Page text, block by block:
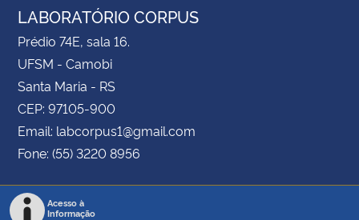
LABORATÓRIO CORPUS
Prédio 74E, sala 16.
UFSM - Camobi
Santa Maria - RS
CEP: 97105-900
Email: labcorpus1@gmail.com
Fone: (55) 3220 8956
Acesso à
Informação